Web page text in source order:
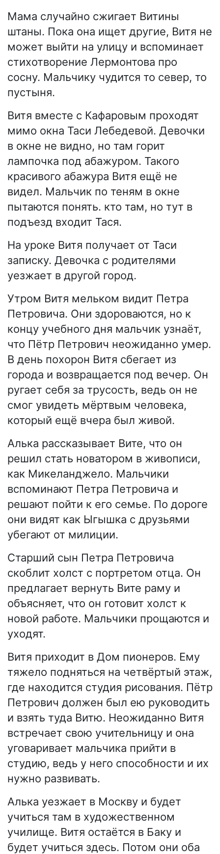
Мама случайно сжигает Витины
штаны. Пока она ищет другие, Витя не
может выйти на улицу и вспоминает
стихотворение Лермонтова про
сосну. Мальчику чудится то север, то
пустыня.
Витя вместе с Кафаровым проходят
мимо окна Таси Лебедевой. Девочки
в окне не видно, но там горит
лампочка под абажуром. Такого
красивого абажура Витя ещё не
видел. Мальчик по теням в окне
пытаются понять. кто там, но тут в
подъезд входит Тася.
На уроке Витя получает от Таси
записку. Девочка с родителями
уезжает в другой город.
Утром Витя мельком видит Петра
Петровича. Они здороваются, но к
концу учебного дня мальчик узнаёт,
что Пётр Петрович неожиданно умер.
В день похорон Витя сбегает из
города и возвращается под вечер. Он
ругает себя за трусость, ведь он не
смог увидеть мёртвым человека,
который ещё вчера был живой.
Алька рассказывает Вите, что он
решил стать новатором в живописи,
как Микеланджело. Мальчики
вспоминают Петра Петровича и
решают пойти к его семье. По дороге
они видят как Ыгышка с друзьями
убегают от милиции.
Старший сын Петра Петровича
скоблит холст с портретом отца. Он
предлагает вернуть Вите раму и
объясняет, что он готовит холст к
новой работе. Мальчики прощаются и
уходят.
Витя приходит в Дом пионеров. Ему
тяжело подняться на четвёртый этаж,
где находится студия рисования. Пётр
Петрович должен был ею руководить
и взять туда Витю. Неожиданно Витя
встречает свою учительницу и она
уговаривает мальчика прийти в
студию, ведь у него способности и их
нужно развивать.
Алька уезжает в Москву и будет
учиться там в художественном
училище. Витя остаётся в Баку и
будет учиться здесь. Потом они оба